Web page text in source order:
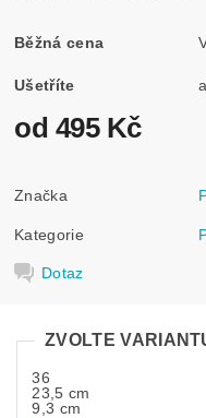
Běžná cena
Ušetříte
od 495 Kč
Značka
Kategorie
Dotaz
ZVOLTE
36
23,5 cm
9,3 cm